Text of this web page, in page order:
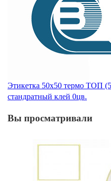
Этикетка 50х50 термо ТОП
стандратный клей 0цв.
Вы просматривали